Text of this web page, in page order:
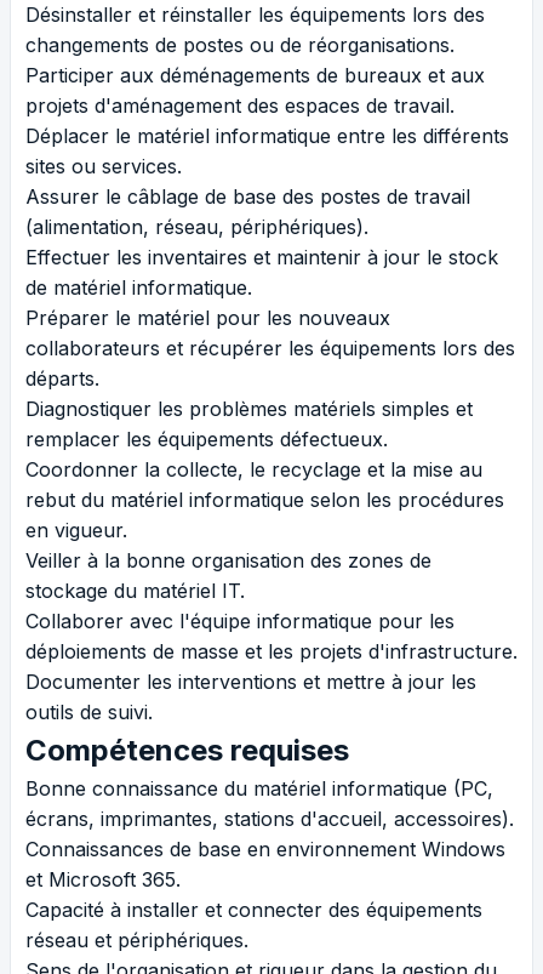
Désinstaller et réinstaller les équipements lors des
changements de postes ou de réorganisations.
Participer aux déménagements de bureaux et aux
projets d'aménagement des espaces de travail.
Déplacer le matériel informatique entre les différents
sites ou services.
Assurer le câblage de base des postes de travail
(alimentation, réseau, périphériques).
Effectuer les inventaires et maintenir à jour le stock
de matériel informatique.
Préparer le matériel pour les nouveaux
collaborateurs et récupérer les équipements lors des
départs.
Diagnostiquer les problèmes matériels simples et
remplacer les équipements défectueux.
Coordonner la collecte, le recyclage et la mise au
rebut du matériel informatique selon les procédures
en vigueur.
Veiller à la bonne organisation des zones de
stockage du matériel IT.
Collaborer avec l'équipe informatique pour les
déploiements de masse et les projets d'infrastructure.
Documenter les interventions et mettre à jour les
outils de suivi.
Compétences requises
Bonne connaissance du matériel informatique (PC,
écrans, imprimantes, stations d'accueil, accessoires).
Connaissances de base en environnement Windows
et Microsoft 365.
Capacité à installer et connecter des équipements
réseau et périphériques.